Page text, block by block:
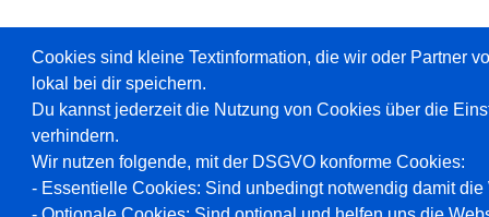
Cookies sind kleine Textinformation, die wir oder Partner
lokal bei dir speichern.
Du kannst jederzeit die Nutzung von Cookies über die
verhindern.
Wir nutzen folgende, mit der DSGVO konforme Cookies:
- Essentielle Cookies: Sind unbedingt notwendig damit